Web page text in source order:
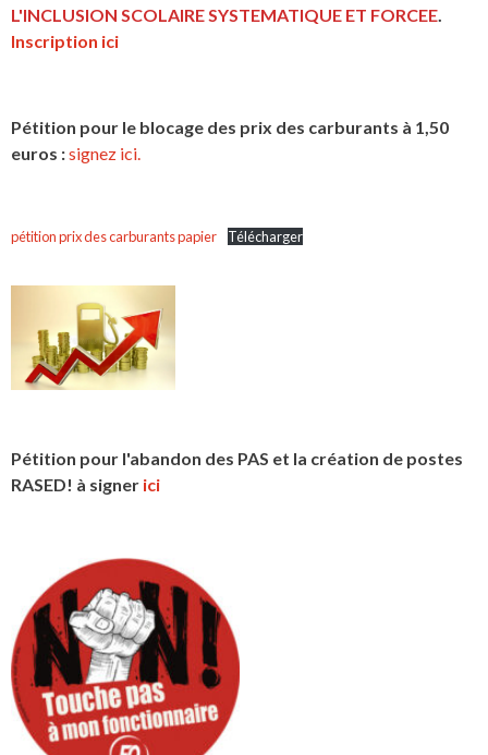
L'INCLUSION SCOLAIRE SYSTEMATIQUE ET FORCEE
Inscription ici
Pétition pour le blocage des prix des carburants à 1,50
euros :signez ici.
pétition prix des carburants papier Télécharger
Pétition pour l'abandon des PAS et la création de postes
RASED! à signer ici